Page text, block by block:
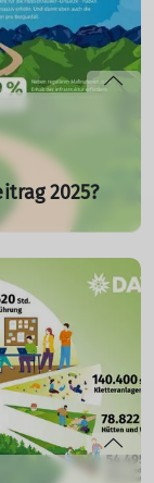
2025?
sind
einer
Gründe.